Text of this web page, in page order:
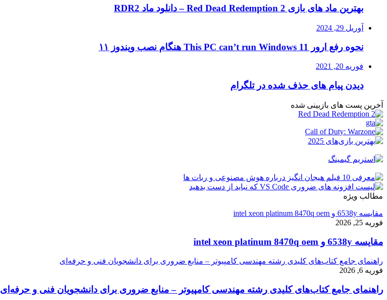
بهترین ماد های بازی Red Dead Redemption 2 – دانلود ماد RDR2
آوریل 29, 2024
نحوه رفع ارور This PC can’t run Windows 11 هنگام نصب ویندوز ۱۱
فوریه 20, 2021
دیدن پیام های حذف شده در تلگرام
آخرین پست های بازبینی شده
مطالب ویژه
مقایسه 6538y و intel xeon platinum 8470q oem
فوریه 25, 2026
مقایسه 6538y و intel xeon platinum 8470q oem
راهنمای جامع کتاب‌های کلیدی رشته مهندسی کامپیوتر – منابع ضروری برای دانشجویان فنی و حرفه‌ای
فوریه 6, 2026
راهنمای جامع کتاب‌های کلیدی رشته مهندسی کامپیوتر – منابع ضروری برای دانشجویان فنی و حرفه‌ای